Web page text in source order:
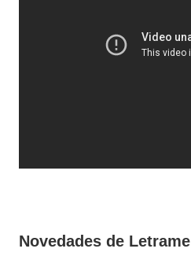
Novedades de Letrame